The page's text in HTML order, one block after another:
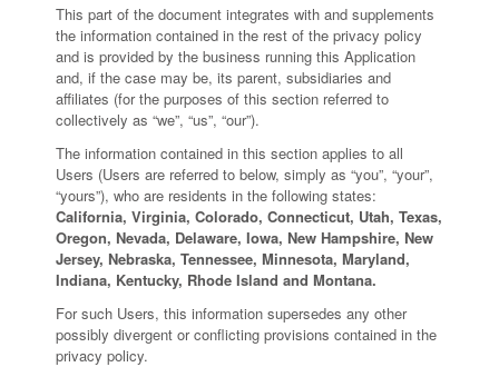
This part of the document integrates with and supplements
the information contained in the rest of the privacy policy
and is provided by the business running this Application
and, if the case may be, its parent, subsidiaries and
affiliates (for the purposes of this section referred to
collectively as “we”, “us”, “our”).
The information contained in this section applies to all
Users (Users are referred to below, simply as “you”, “your”,
“yours”), who are residents in the following states:
California, Virginia, Colorado, Connecticut, Utah, Texas,
Oregon, Nevada, Delaware, Iowa, New Hampshire, New
Jersey, Nebraska, Tennessee, Minnesota, Maryland,
Indiana, Kentucky, Rhode Island and Montana.
For such Users, this information supersedes any other
possibly divergent or conflicting provisions contained in the
privacy policy.